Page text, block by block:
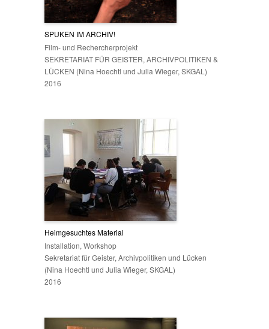
SPUKEN IM ARCHIV!
Film- und Rechercherprojekt
SEKRETARIAT FÜR GEISTER, ARCHIVPOLITIKEN &
LÜCKEN (Nina Hoechtl und Julia Wieger, SKGAL)
2016
Heimgesuchtes Material
Installation, Workshop
Sekretariat für Geister, Archivpolitiken und Lücken
(Nina Hoechtl und Julia Wieger, SKGAL)
2016